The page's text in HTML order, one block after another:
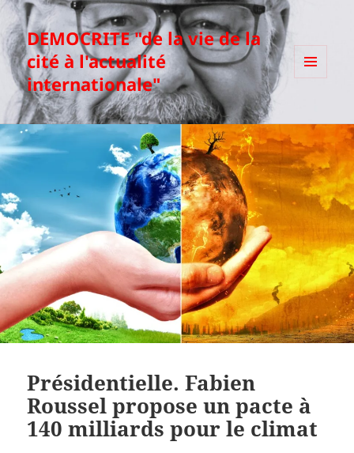
DEMOCRITE "de la vie de la
cité à l'actualité
internationale"
Présidentielle. Fabien
Roussel propose un pacte à
140 milliards pour le climat